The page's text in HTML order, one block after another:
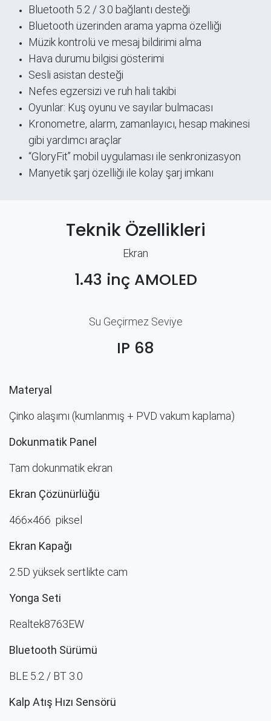
Bluetooth 5.2 / 3.0 bağlantı desteği
Bluetooth üzerinden arama yapma özelliği
Müzik kontrolü ve mesaj bildirimi alma
Hava durumu bilgisi gösterimi
Sesli asistan desteği
Nefes egzersizi ve ruh hali takibi
Oyunlar: Kuş oyunu ve sayılar bulmacası
Kronometre, alarm, zamanlayıcı, hesap makinesi
gibi yardımcı araçlar
“GloryFit” mobil uygulaması ile senkronizasyon
Manyetik şarj özelliği ile kolay şarj imkanı
Teknik Özellikleri
Ekran
1.43 inç AMOLED
Su Geçirmez Seviye
IP 68
Materyal
Çinko alaşımı (kumlanmış + PVD vakum kaplama)
Dokunmatik Panel
Tam dokunmatik ekran
Ekran Çözünürlüğü​
466×466 piksel
Ekran Kapağı
2.5D yüksek sertlikte cam
Yonga Seti
Realtek8763EW
Bluetooth Sürümü
BLE 5.2 / BT 3.0
Kalp Atış Hızı Sensörü